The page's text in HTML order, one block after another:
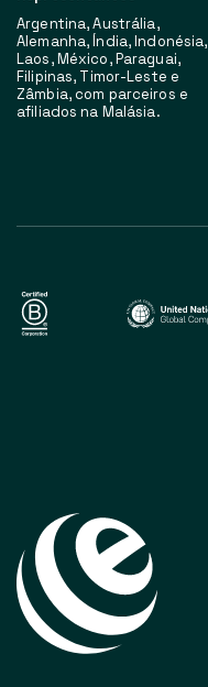
Argentina, Austrália,
Alemanha, Índia, Indonésia,
Laos, México, Paraguai,
Filipinas, Timor-Leste e
Zâmbia, com parceiros e
afiliados na Malásia.